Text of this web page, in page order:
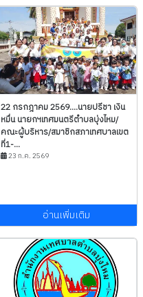
22 กรกฎาคม 2569....นายปรีชา เงิน
หมื่น นายกฯเทศมนตรีตำบลบุ่งไหม/
คณะผู้บริหาร/สมาชิกสภาเทศบาลเขต
ที่1-...
23 ก.ค. 2569
อ่านเพิ่มเติม